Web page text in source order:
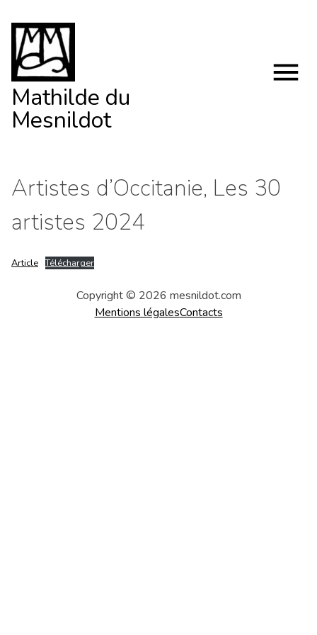
content
Mathilde du
Mesnildot
Artistes d’Occitanie, Les 30
artistes 2024
Article Télécharger
Copyright © 2026 mesnildot.com
Mentions légalesContacts